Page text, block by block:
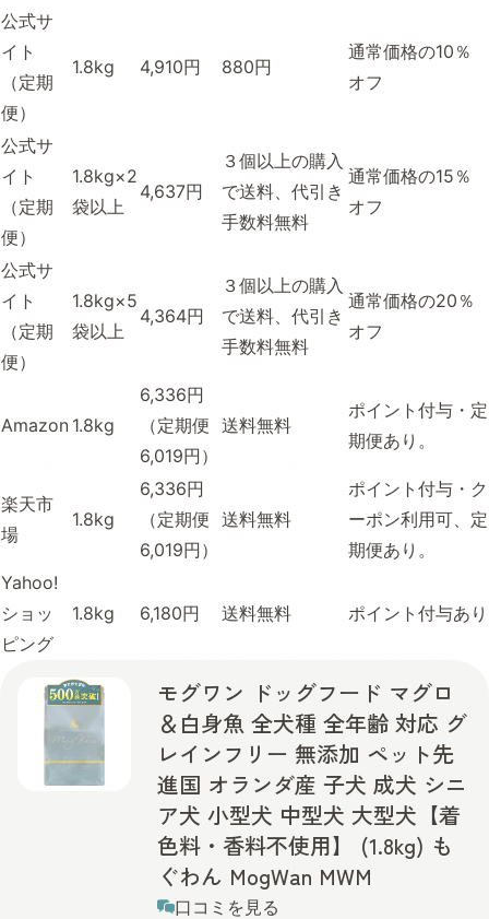
公式サ
イト
（定期
便）
1.8kg 4,910円 880円
通常価格の10％
オフ
公式サ
イト
（定期
便）
1.8kg×2
袋以上
4,637円
３個以上の購入
で送料、代引き
手数料無料
通常価格の15％
オフ
公式サ
イト
（定期
便）
1.8kg×5
袋以上
4,364円
３個以上の購入
で送料、代引き
手数料無料
通常価格の20％
オフ
Amazon 1.8kg
6,336円
（定期便
6,019円）
送料無料
ポイント付与・定
期便あり。
楽天市
場
1.8kg
6,336円
（定期便
6,019円）
送料無料
ポイント付与・ク
ーポン利用可、定
期便あり。
Yahoo!
ショッ
ピング
1.8kg 6,180円 送料無料 ポイント付与あり
モグワン ドッグフード マグロ
＆白身魚 全犬種 全年齢 対応 グ
レインフリー 無添加 ペット先
進国 オランダ産 子犬 成犬 シニ
ア犬 小型犬 中型犬 大型犬【着
色料・香料不使用】 (1.8kg) も
ぐわん MogWan MWM
口コミを見る